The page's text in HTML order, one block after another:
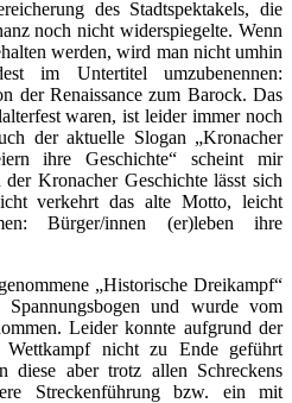
des Stadtspektakels, die
noch nicht widerspiegelte. Wenn
werden, wird man nicht umhin
im Untertitel umzubenennen:
der Renaissance zum Barock. Das
waren, ist leider immer noch
der aktuelle Slogan „Kronacher
ihre Geschichte“ scheint mir
Kronacher Geschichte lässt sich
verkehrt das alte Motto, leicht
Bürger/innen (er)leben ihre
„Historische Dreikampf“
und wurde vom
Leider konnte aufgrund der
Wettkampf nicht zu Ende geführt
diese aber trotz allen Schreckens
Streckenführung bzw. ein mit